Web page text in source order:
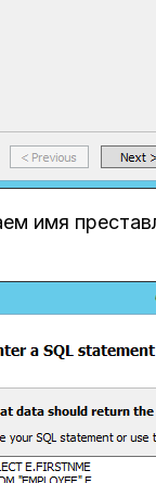
имя